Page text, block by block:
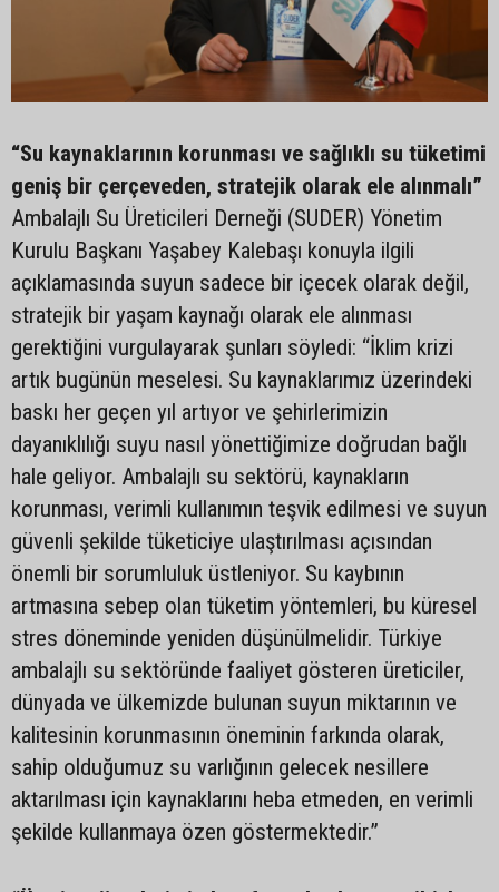
“Su kaynaklarının korunması ve sağlıklı su tüketimi
geniş bir çerçeveden, stratejik olarak ele alınmalı”
Ambalajlı Su Üreticileri Derneği (SUDER) Yönetim
Kurulu Başkanı Yaşabey Kalebaşı konuyla ilgili
açıklamasında suyun sadece bir içecek olarak değil,
stratejik bir yaşam kaynağı olarak ele alınması
gerektiğini vurgulayarak şunları söyledi: “İklim krizi
artık bugünün meselesi. Su kaynaklarımız üzerindeki
baskı her geçen yıl artıyor ve şehirlerimizin
dayanıklılığı suyu nasıl yönettiğimize doğrudan bağlı
hale geliyor. Ambalajlı su sektörü, kaynakların
korunması, verimli kullanımın teşvik edilmesi ve suyun
güvenli şekilde tüketiciye ulaştırılması açısından
önemli bir sorumluluk üstleniyor. Su kaybının
artmasına sebep olan tüketim yöntemleri, bu küresel
stres döneminde yeniden düşünülmelidir. Türkiye
ambalajlı su sektöründe faaliyet gösteren üreticiler,
dünyada ve ülkemizde bulunan suyun miktarının ve
kalitesinin korunmasının öneminin farkında olarak,
sahip olduğumuz su varlığının gelecek nesillere
aktarılması için kaynaklarını heba etmeden, en verimli
şekilde kullanmaya özen göstermektedir.”